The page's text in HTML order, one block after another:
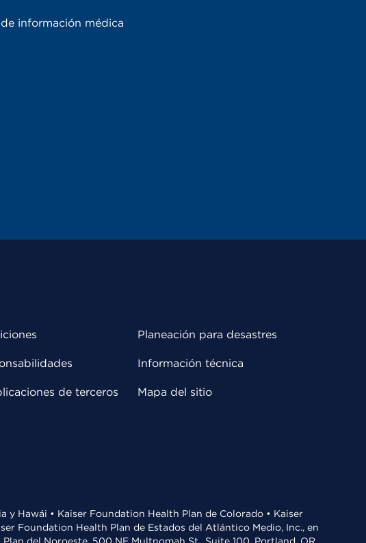
información médica
de terceros
Planeación para desastres
Información técnica
Mapa del sitio
y Hawái • Kaiser Foundation Health Plan de Colorado • Kaiser
Foundation Health Plan de Estados del Atlántico Medio, Inc., en